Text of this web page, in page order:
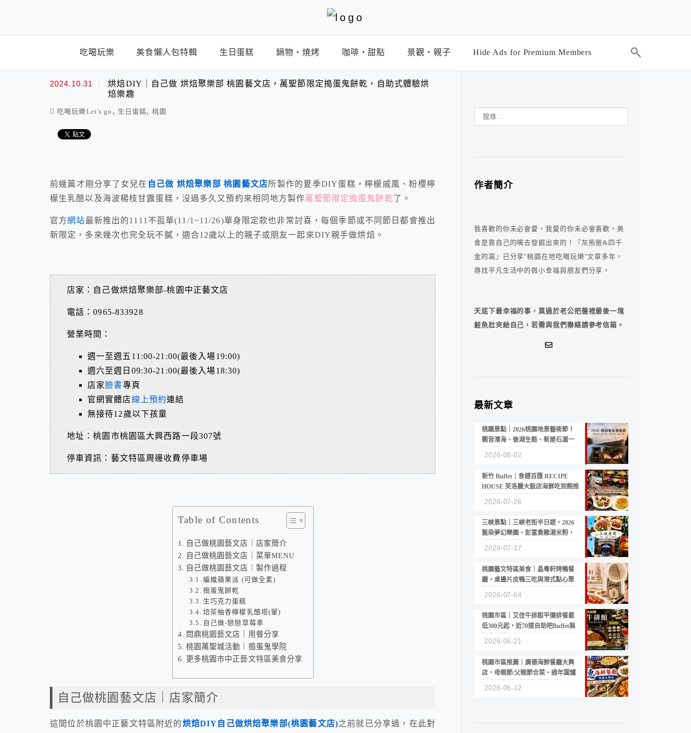
吃喝玩樂 美食懶人包特輯 生日蛋糕 鍋物‧燒烤 咖啡‧甜點 景觀‧親子 Hide Ads for Premium Members
2024.10.31
烘焙DIY｜自己做 烘焙聚樂部 桃園藝文店，萬聖節限定搗蛋鬼餅乾，自助式體驗烘
焙樂趣
吃喝玩樂Let's go , 生日蛋糕, 桃園
前幾篇才剛分享了女兒在 自己做 烘焙聚樂部 桃園藝文店所製作的夏季DIY蛋糕，檸檬戚風、粉櫻檸
檬生乳酪以及海波楊枝甘露蛋糕，沒過多久又預約來相同地方製作萬聖節限定搗蛋鬼餅乾了。
官方網站最新推出的1111不孤單(11/1~11/26)單身限定款也非常討喜，每個季節或不同節日都會推出
新限定，多來幾次也完全玩不膩，適合12歲以上的親子或朋友一起來DIY親手做烘焙。
店家：自己做烘焙聚樂部-桃園中正藝文店
電話：0965-833928
營業時間：
週一至週五11:00-21:00(最後入場19:00)
週六至週日09:30-21:00(最後入場18:30)
店家臉書專頁
官網實體店線上預約連結
無接待12歲以下孩童
地址：桃園市桃園區大興西路一段307號
停車資訊：藝文特區周邊收費停車場
Table of Contents
自己做桃園藝文店｜店家簡介
自己做桃園藝文店｜菜單MENU
自己做桃園藝文店｜製作過程
編織蘋果派 (可做全素)
搗蛋鬼餅乾
生巧克力蛋糕
焙茶柚香檸檬乳酪塔(葷)
自己做-戀戀草莓季
問鼎桃園藝文店｜用餐分享
桃園萬聖城活動｜搗蛋鬼學院
更多桃園市中正藝文特區美食分享
自己做桃園藝文店｜店家簡介
這間位於桃園中正藝文特區附近的烘焙DIY自己做烘焙聚樂部(桃園藝文店)之前就已分享過，在此對
作者簡介
我喜歡的你未必會愛，我愛的你未必會喜歡，美
食是靠自己的嘴去發掘出來的！『灰熊爸&四千
金的窩』已分享"桃園在地吃喝玩樂"文章多年，
尋找平凡生活中的微小幸福與朋友們分享。
天底下最幸福的事，莫過於老公把盤裡最後一塊
鮭魚肚夾給自己，若需與我們聯絡請參考信箱。
最新文章
桃園景點｜2026桃園地景藝術節！
觀音濱海、後湖生態、新屋石滬一
2026-08-02
新竹 Buffet｜食譜百匯 RECIPE
HOUSE 芙洛麗大飯店海鮮吃到飽推
2026-07-26
三峽景點｜三峽老街半日遊，2026
藍染夢幻樂園、彭富貴雞湯米粉，
2026-07-17
桃園藝文特區美食｜晶粵軒烤鴨餐
廳，桌邊片皮鴨三吃與港式點心聚
2026-07-04
桃園市區｜艾佳牛排館平價排餐最
低300元起，近70道自助吧Buffet無
2026-06-21
桃園市區推薦｜廣德海鮮餐廳大興
店，母親節/父親節合菜、過年圍爐
2026-06-12